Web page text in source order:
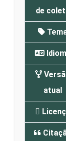
de
atual